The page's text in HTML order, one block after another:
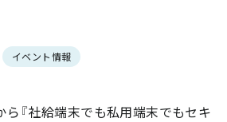
イベント情報
ら『社給端末でも私用端末でもセキ